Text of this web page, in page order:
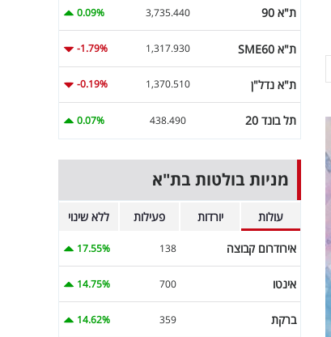
ת"א 90 3,735.440
0.09%
ת"א SME60 1,317.930
-1.79%
ת"א נדל"ן 1,370.510
-0.19%
תל בונד 20 438.490
0.07%
מניות בולטות בת"א
עולות יורדות פעילות ללא שינוי
אירודרום קבוצה 138
17.55%
אינטו 700
14.75%
ברקת 359
14.62%